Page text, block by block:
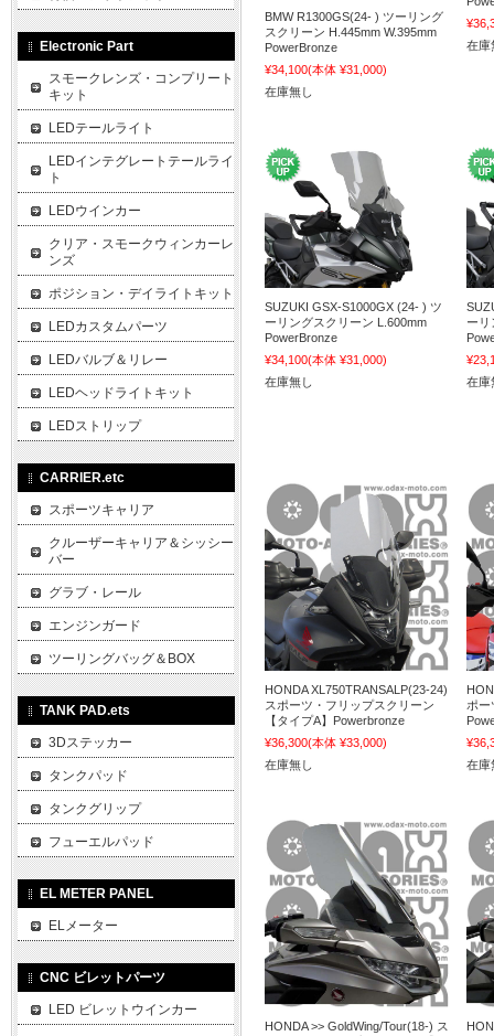
BMW R1300GS(24- ) ツーリング
スクリーン H.445mm W.395mm
PowerBronze
¥34,100(本体 ¥31,000)
在庫無し
在庫
SUZUKI GSX-S1000GX (24- ) ツ
ーリングスクリーン L.600mm
PowerBronze
¥34,100(本体 ¥31,000)
在庫無し
ーリ
在庫
HONDA XL750TRANSALP(23-24)
スポーツ・フリップスクリーン
【タイプA】Powerbronze
¥36,300(本体 ¥33,000)
在庫無し
ポー
在庫
HONDA >> GoldWing/Tour(18-) ス
Electronic Part
スモークレンズ・コンプリート
キット
LEDテールライト
LEDインテグレートテールライ
ト
LEDウインカー
クリア・スモークウィンカーレ
ンズ
ポジション・デイライトキット
LEDカスタムパーツ
LEDバルブ＆リレー
LEDヘッドライトキット
LEDストリップ
CARRIER.etc
スポーツキャリア
クルーザーキャリア＆シッシー
バー
グラブ・レール
エンジンガード
ツーリングバッグ＆BOX
TANK PAD.ets
3Dステッカー
タンクパッド
タンクグリップ
フューエルパッド
EL METER PANEL
ELメーター
CNC ビレットパーツ
LED ビレットウインカー